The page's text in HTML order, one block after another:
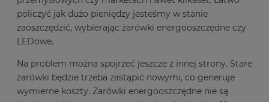
policzyć jak dużo pieniędzy jesteśmy w stanie
zaoszczędzić, wybierając żarówki energooszczędne czy
LEDowe.
Na problem można spojrzeć jeszcze z innej strony. Stare
żarówki będzie trzeba zastąpić nowymi, co generuje
wymierne koszty. Żarówki energooszczędne nie są